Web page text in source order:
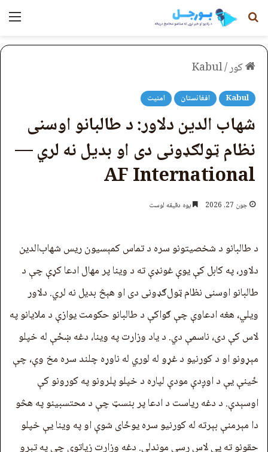
لټون
کور/
Kabul
Kabul افغانستان امنیت
شهاب الدین دلاور: د طالبانو اوسنی
نظام ټولګډونی دی او بدیل نه لري —
AF International
جون 27, 2026 یوه دقیقه لوست
د طالبانو د شخصیتونو سره د تماس کمېسیون ریس شهاب‌الدین
دلاور، په کابل کې یوې غونډې ته د وینا پر مهال ادعا کړې چې د
طالبانو اوسنی نظام ټول‌ګډونی دی او هېڅ بدیل نه لري. دلاور
ویلي، هغه ادعاوې چې ګواکې د طالبانو حکومت یوازې د ملايانو په
لاس کې دی، ناسمې دي. د یاد وزارت په وینا، دغه ښځې له خپلو
مېړونو او د کورنیو د غړو له لوري له ناوړه چلند سره مخ وې، چې
ځینې یې د اوږدې مودې لپاره د خپلو پلرونو په کورونو کې
اوسېدې. د دغه ریاست د ادعا پر بنسټ چې د محتسبینو په هڅو
دا مېرمنې بېرته له کورنیو سره یوځای شوې او په وینا یې خپلو
حقونو ته یې لاس رسی موندلی. دغه وزارت زیاتوي چې په تېرو